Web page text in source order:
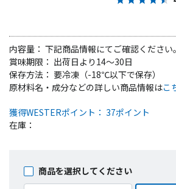
内容量： 下記商品情報にてご確認ください。
賞味期限： 出荷日より14～30日
保存方法： 要冷凍（-18℃以下で保存）
獲得WESTERポイント： 37ポイント
在庫：
商品を選択してください
原材料名・成分などの詳しい商品情報はこ